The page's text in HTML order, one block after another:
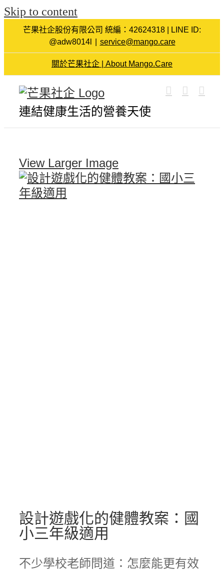
Skip to content
芒果社企股份有限公司 統編：42624318 | LINE ID:
@adw8014l
service@mango.care
關於芒果社企 | About Mango.Care
連結健康生活的營養天使
View Larger Image
設計遊戲化的健體教案：國
小三年級適用
不少學校老師問道：怎麼能更有效